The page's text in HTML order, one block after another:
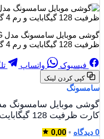
و رم 4 گیگابایت - ویتنام
فیسبوک واتساپ
کپی کردن لینک
128 گیگابایت و رم 4 گیگابایت - ویتنام
•
0,00